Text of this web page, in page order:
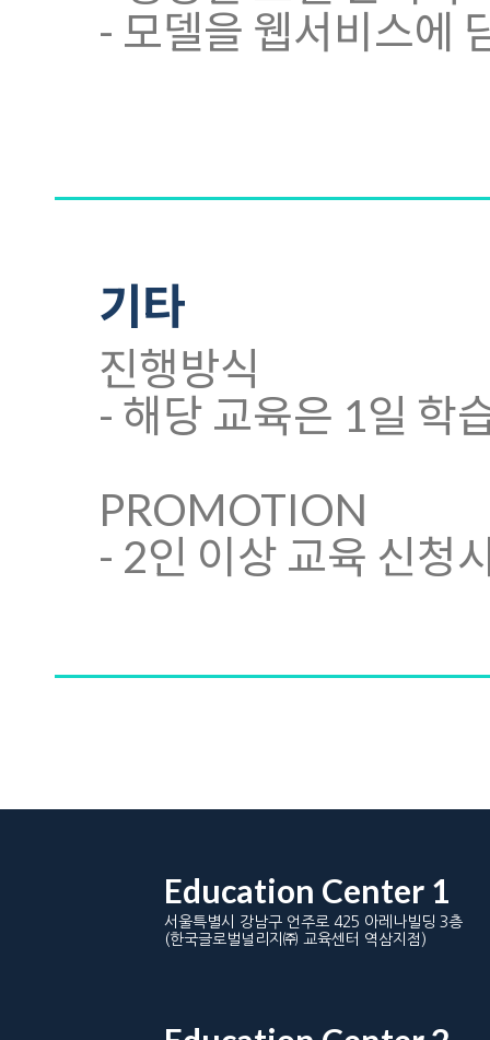
- 모델을 웹서비스에
기타
진행방식
- 해당 교육은 1일 학
PROMOTION
- 2인 이상 교육 신청
Education Center 1
서울특별시 강남구 언주로 425 아레나빌딩 3층
(한국글로벌널리지㈜ 교육센터 역삼지점)